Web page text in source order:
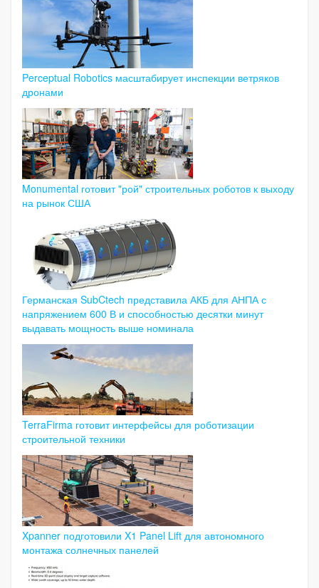
Perceptual Robotics масштабирует инспекции ветряков
дронами
Monumental готовит "рой" строительных роботов к выходу
на рынок США
Германская SubCtech представила АКБ для АНПА с
напряжением 600 В и способностью десятки минут
выдавать мощность выше номинала
TerraFirma готовит интерфейсы для роботизации
строительной техники
Xpanner подготовили X1 Panel Lift для автономного
монтажа солнечных панелей